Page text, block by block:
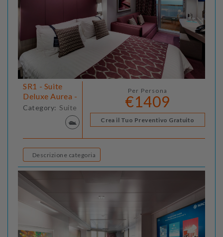
SR1 - Suite
Deluxe Aurea -
Category: Suite
Per Persona
€1409
Crea il Tuo Preventivo Gratuito
Descrizione categoria